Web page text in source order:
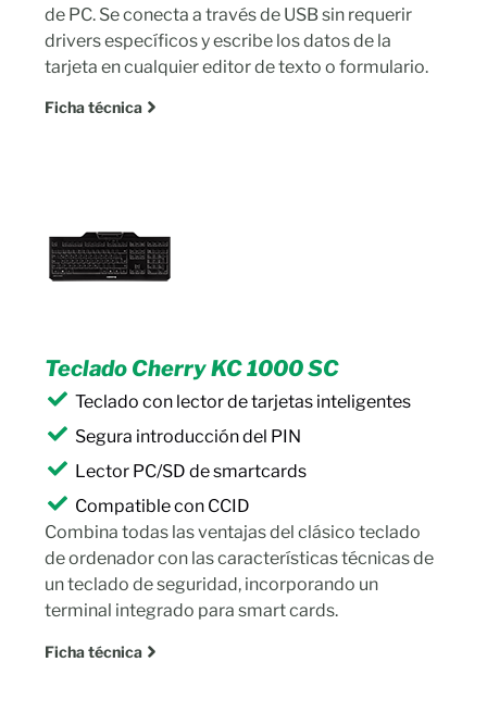
de PC. Se conecta a través de USB sin requerir
drivers específicos y escribe los datos de la
tarjeta en cualquier editor de texto o formulario.
Ficha técnica
Teclado Cherry KC 1000 SC
Teclado con lector de tarjetas inteligentes
Segura introducción del PIN
Lector PC/SD de smartcards
Compatible con CCID
Combina todas las ventajas del clásico teclado
de ordenador con las características técnicas de
un teclado de seguridad, incorporando un
terminal integrado para smart cards.
Ficha técnica